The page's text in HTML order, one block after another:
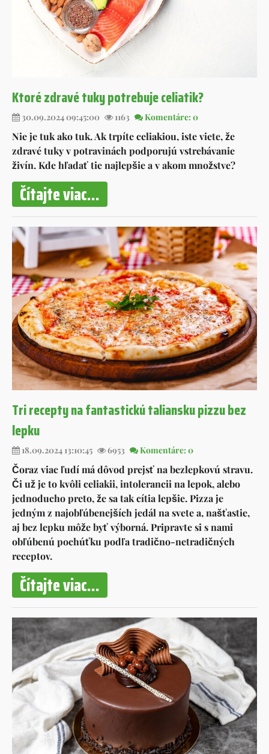
Ktoré zdravé tuky potrebuje celiatik?
30.09.2024 09:45:00 1163 Komentáre: 0
Nie je tuk ako tuk. Ak trpíte celiakiou, iste viete, že
zdravé tuky v potravinách podporujú vstrebávanie
živín. Kde hľadať tie najlepšie a v akom množstve?
Čítajte viac...
Tri recepty na fantastickú taliansku pizzu bez
lepku
18.09.2024 13:10:45 6953 Komentáre: 0
Čoraz viac ľudí má dôvod prejsť na bezlepkovú stravu.
Či už je to kvôli celiakii, intolerancii na lepok, alebo
jednoducho preto, že sa tak cítia lepšie. Pizza je
jedným z najobľúbenejších jedál na svete a, našťastie,
aj bez lepku môže byť výborná. Pripravte si s nami
obľúbenú pochúťku podľa tradično-netradičných
receptov.
Čítajte viac...